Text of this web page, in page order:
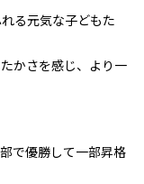
る元気な子どもた
かさを感じ、より一
で優勝して一部昇格